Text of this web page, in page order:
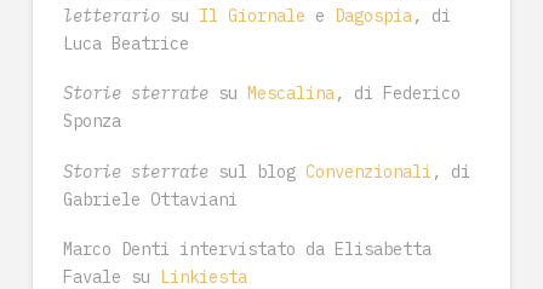
letterariosu Il Giornale e Dagospia, di
Luca Beatrice
Storie sterratesu Mescalina, di Federico
Sponza
Storie sterratesul blog Convenzionali , di
Gabriele Ottaviani
Marco Denti intervistato da Elisabetta
Favale su Linkiesta